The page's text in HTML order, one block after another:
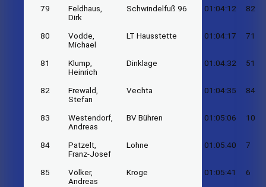
79
Feldhaus,
Dirk
Schwindelfuß 96 01:04:12 82
80
Vodde,
Michael
LT Hausstette 01:04:17 71
81
Klump,
Heinrich
Dinklage 01:04:32 51
82
Frewald,
Stefan
Vechta 01:04:35 84
83
Westendorf,
Andreas
BV Bühren 01:05:06 10
84
Patzelt,
Franz-Josef
Lohne 01:05:40 7
85
Völker,
Andreas
Kroge 01:05:41 6